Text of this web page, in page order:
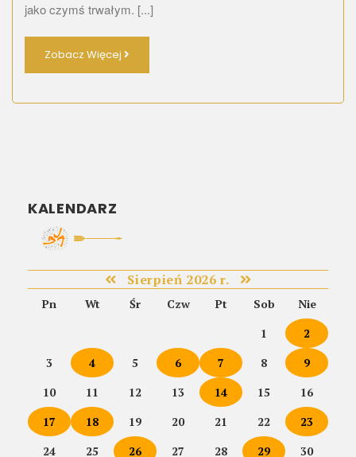
jako czymś trwałym. [...]
Zobacz Więcej
KALENDARZ
Sierpień 2026 r.
Pn Wt Śr Czw Pt Sob
Nie
1
2
3
4 5 6 7 8
9
10
11 12 13 14 15
16
17
18 19 20 21 22
23
24
25 26 27 28 29 30